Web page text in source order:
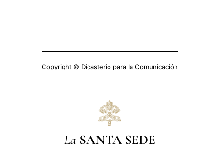
Copyright © Dicasterio para la Comunicación
La SANTA SEDE